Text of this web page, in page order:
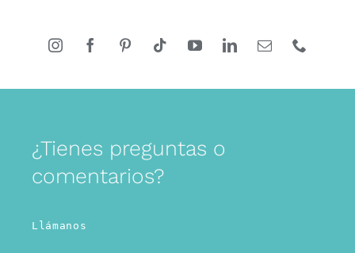
¿Tienes preguntas o
comentarios?
Llámanos